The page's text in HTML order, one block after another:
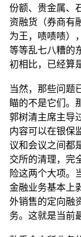
份额、贵金属、
资融货（券商有
为王，啧啧啧）
等等乱七八糟的
初相比，已经算
当然，那些问题
瞄的不是它们。
郭树清主席主导
内容可以在银保
议和会议之间都
交所的清理，完
险这两个大项。
金融业务基本上
外销售的定向融
务。这就是当前